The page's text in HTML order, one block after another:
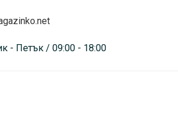
- Петък / 09:00 - 18:00